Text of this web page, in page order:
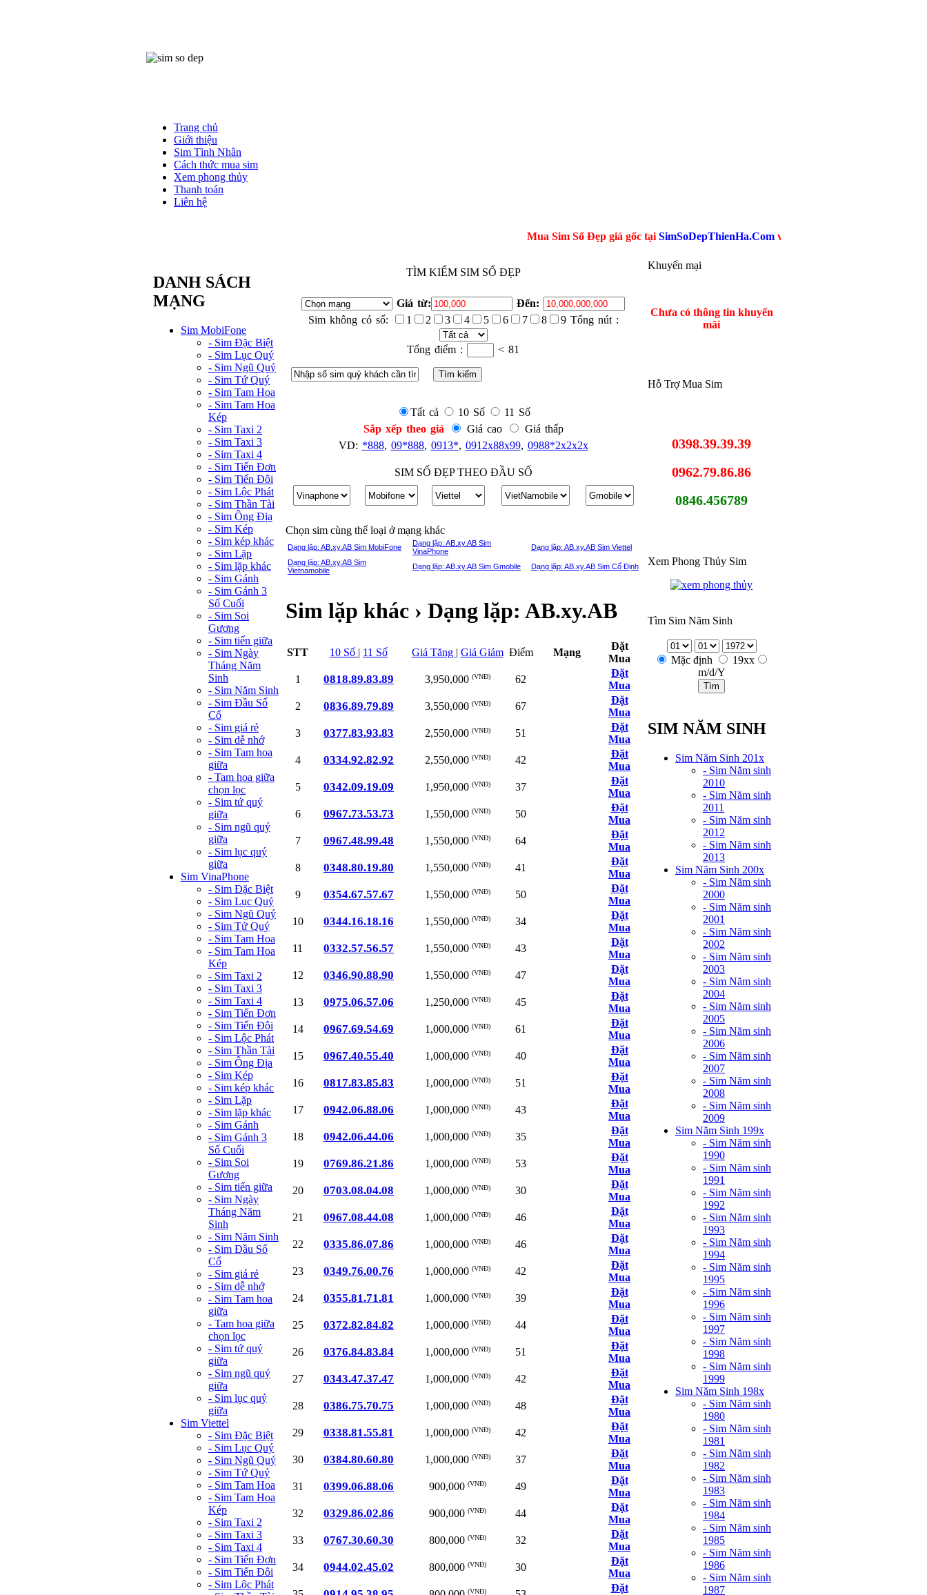
Trang chủ
Giới thiệu
Sim Tình Nhân
Cách thức mua sim
Xem phong thủy
Thanh toán
Liên hệ
Mua Sim Số Đẹp giá gốc tạiSimSoDepThienHa.Comvới hàng triệu Sim Giá Rẻ Viettel,
DANH SÁCH
MẠNG
Sim MobiFone
- Sim Đặc Biệt
- Sim Lục Quý
- Sim Ngũ Quý
- Sim Tứ Quý
- Sim Tam Hoa
- Sim Tam Hoa
Kép
- Sim Taxi 2
- Sim Taxi 3
- Sim Taxi 4
- Sim Tiến Đơn
- Sim Tiến Đôi
- Sim Lộc Phát
- Sim Thần Tài
- Sim Ông Địa
- Sim Kép
- Sim kép khác
- Sim Lặp
- Sim lặp khác
- Sim Gánh
- Sim Gánh 3
Số Cuối
- Sim Soi
Gương
- Sim tiến giữa
- Sim Ngày
Tháng Năm
Sinh
- Sim Năm Sinh
- Sim Đầu Số
Cổ
- Sim giá rẻ
- Sim dễ nhớ
- Sim Tam hoa
giữa
- Tam hoa giữa
chọn lọc
- Sim tứ quý
giữa
- Sim ngũ quý
giữa
- Sim lục quý
giữa
Sim VinaPhone
- Sim Đặc Biệt
- Sim Lục Quý
- Sim Ngũ Quý
- Sim Tứ Quý
- Sim Tam Hoa
- Sim Tam Hoa
Kép
- Sim Taxi 2
- Sim Taxi 3
- Sim Taxi 4
- Sim Tiến Đơn
- Sim Tiến Đôi
- Sim Lộc Phát
- Sim Thần Tài
- Sim Ông Địa
- Sim Kép
- Sim kép khác
- Sim Lặp
- Sim lặp khác
- Sim Gánh
- Sim Gánh 3
Số Cuối
- Sim Soi
Gương
- Sim tiến giữa
- Sim Ngày
Tháng Năm
Sinh
- Sim Năm Sinh
- Sim Đầu Số
Cổ
- Sim giá rẻ
- Sim dễ nhớ
- Sim Tam hoa
giữa
- Tam hoa giữa
chọn lọc
- Sim tứ quý
giữa
- Sim ngũ quý
giữa
- Sim lục quý
giữa
Sim Viettel
- Sim Đặc Biệt
- Sim Lục Quý
- Sim Ngũ Quý
- Sim Tứ Quý
- Sim Tam Hoa
- Sim Tam Hoa
Kép
- Sim Taxi 2
- Sim Taxi 3
- Sim Taxi 4
- Sim Tiến Đơn
- Sim Tiến Đôi
- Sim Lộc Phát
TÌM KIẾM SIM SỐ ĐẸP
Giá từ:
Đến:
Sim không có số:
1 2 3 4 5 6 7 8 9 Tổng nút :
Tổng điểm : < 81
Tất cả 10 Số
11 Số
Sắp xếp theo giá
Giá cao
Giá thấp
VD: *888, 09*888, 0913*, 0912x88x99, 0988*2x2x2x
SIM SỐ ĐẸP THEO ĐẦU SỐ
Chọn sim cùng thể loại ở mạng khác
Dạng lặp: AB.xy.AB Sim MobiFone
Dạng lặp: AB.xy.AB Sim
VinaPhone
Dạng lặp: AB.xy.AB Sim Viettel
Dạng lặp: AB.xy.AB Sim
Vietnamobile
Dạng lặp: AB.xy.AB Sim Gmobile Dạng lặp: AB.xy.AB Sim Cố Định
Sim lặp khác › Dạng lặp: AB.xy.AB
STT 10 Số | 11 Số Giá Tăng | Giá Giảm Điểm Mạng
Đặt
Mua
1
0818.89.83.89 3,950,000 (VNĐ) 62
Đặt
Mua
2
0836.89.79.89 3,550,000 (VNĐ) 67
Đặt
Mua
3
0377.83.93.83 2,550,000 (VNĐ) 51
Đặt
Mua
4
0334.92.82.92 2,550,000 (VNĐ) 42
Đặt
Mua
5
0342.09.19.09 1,950,000 (VNĐ) 37
Đặt
Mua
6
0967.73.53.73 1,550,000 (VNĐ) 50
Đặt
Mua
7
0967.48.99.48 1,550,000 (VNĐ) 64
Đặt
Mua
8
0348.80.19.80 1,550,000 (VNĐ) 41
Đặt
Mua
9
0354.67.57.67 1,550,000 (VNĐ) 50
Đặt
Mua
10
0344.16.18.16 1,550,000 (VNĐ) 34
Đặt
Mua
11
0332.57.56.57 1,550,000 (VNĐ) 43
Đặt
Mua
12
0346.90.88.90 1,550,000 (VNĐ) 47
Đặt
Mua
13
0975.06.57.06 1,250,000 (VNĐ) 45
Đặt
Mua
14
0967.69.54.69 1,000,000 (VNĐ) 61
Đặt
Mua
15
0967.40.55.40 1,000,000 (VNĐ) 40
Đặt
Mua
16
0817.83.85.83 1,000,000 (VNĐ) 51
Đặt
Mua
17
0942.06.88.06 1,000,000 (VNĐ) 43
Đặt
Mua
18
0942.06.44.06 1,000,000 (VNĐ) 35
Đặt
Mua
19
0769.86.21.86 1,000,000 (VNĐ) 53
Đặt
Mua
20
0703.08.04.08 1,000,000 (VNĐ) 30
Đặt
Mua
21
0967.08.44.08 1,000,000 (VNĐ) 46
Đặt
Mua
22
0335.86.07.86 1,000,000 (VNĐ) 46
Đặt
Mua
23
0349.76.00.76 1,000,000 (VNĐ) 42
Đặt
Mua
24
0355.81.71.81 1,000,000 (VNĐ) 39
Đặt
Mua
25
0372.82.84.82 1,000,000 (VNĐ) 44
Đặt
Mua
26
0376.84.83.84 1,000,000 (VNĐ) 51
Đặt
Mua
27
0343.47.37.47 1,000,000 (VNĐ) 42
Đặt
Mua
28
0386.75.70.75 1,000,000 (VNĐ) 48
Đặt
Mua
29
0338.81.55.81 1,000,000 (VNĐ) 42
Đặt
Mua
30
0384.80.60.80 1,000,000 (VNĐ) 37
Đặt
Mua
31
0399.06.88.06 900,000 (VNĐ) 49
Đặt
Mua
32
0329.86.02.86 900,000 (VNĐ) 44
Đặt
Mua
33
0767.30.60.30 800,000 (VNĐ) 32
Đặt
Mua
34
0944.02.45.02 800,000 (VNĐ) 30
Đặt
Mua
(VNĐ)
Đặt
Khuyến mại
Chưa có thông tin khuyến
mãi
Hỗ Trợ Mua Sim
0398.39.39.39
0962.79.86.86
0846.456789
Xem Phong Thủy Sim
Tìm Sim Năm Sinh
Mặc định
19xx
m/d/Y
SIM NĂM SINH
Sim Năm Sinh 201x
- Sim Năm sinh
2010
- Sim Năm sinh
2011
- Sim Năm sinh
2012
- Sim Năm sinh
2013
Sim Năm Sinh 200x
- Sim Năm sinh
2000
- Sim Năm sinh
2001
- Sim Năm sinh
2002
- Sim Năm sinh
2003
- Sim Năm sinh
2004
- Sim Năm sinh
2005
- Sim Năm sinh
2006
- Sim Năm sinh
2007
- Sim Năm sinh
2008
- Sim Năm sinh
2009
Sim Năm Sinh 199x
- Sim Năm sinh
1990
- Sim Năm sinh
1991
- Sim Năm sinh
1992
- Sim Năm sinh
1993
- Sim Năm sinh
1994
- Sim Năm sinh
1995
- Sim Năm sinh
1996
- Sim Năm sinh
1997
- Sim Năm sinh
1998
- Sim Năm sinh
1999
Sim Năm Sinh 198x
- Sim Năm sinh
1980
- Sim Năm sinh
1981
- Sim Năm sinh
1982
- Sim Năm sinh
1983
- Sim Năm sinh
1984
- Sim Năm sinh
1985
- Sim Năm sinh
1986
- Sim Năm sinh
1987